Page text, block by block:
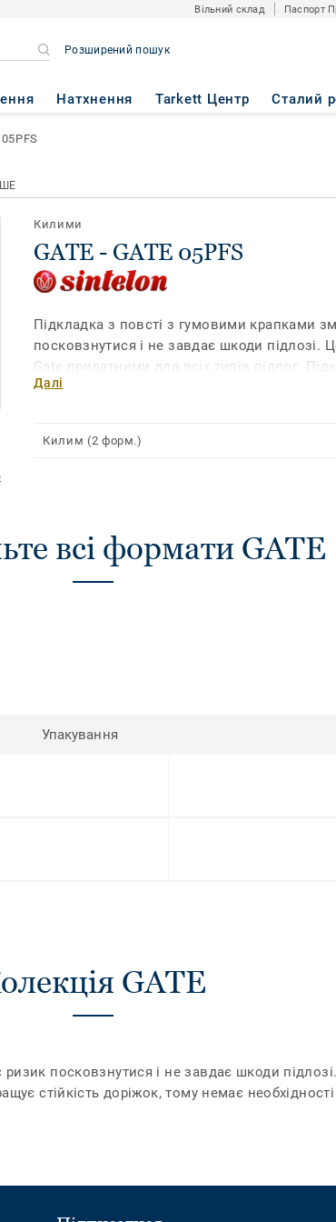
Вільний склад Паспорт
Розширений пошук
Натхнення Tarkett Центр Сталий
Килими
GATE - GATE 05PFS
Підкладка з повсті з гумовими крапками
посковзнутися і не завдає шкоди підлозі.
Gate придатними для всіх типів підлог.
стійкість доріжок, тому немає необхідності
Далі
Килим (2 форм.)
всі формати GATE
Упакування
GATE
посковзнутися і не завдає шкоди
стійкість доріжок, тому немає